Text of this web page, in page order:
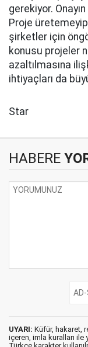
gerekiyor.
Proje üretemeyip
şirketler için
konusu projeler
azaltılmasına
ihtiyaçları da
Star
HABERE
UYARI: Küfür, hakaret,
içeren, imla kuralları ile